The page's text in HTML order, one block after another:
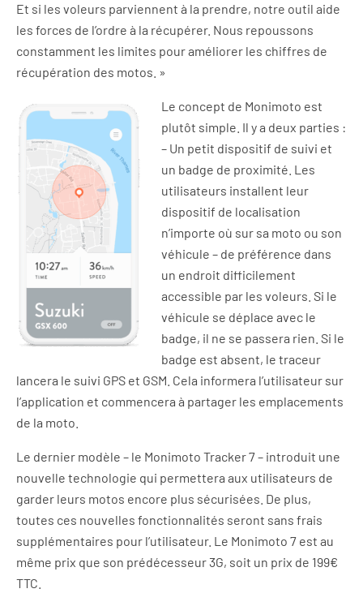
Et si les voleurs parviennent à la prendre, notre outil aide
les forces de l’ordre à la récupérer. Nous repoussons
constamment les limites pour améliorer les chiffres de
récupération des motos. »
Le concept de Monimoto est
plutôt simple. Il y a deux parties :
– Un petit dispositif de suivi et
un badge de proximité. Les
utilisateurs installent leur
dispositif de localisation
n’importe où sur sa moto ou son
véhicule – de préférence dans
un endroit difficilement
accessible par les voleurs. Si le
véhicule se déplace avec le
badge, il ne se passera rien. Si le
badge est absent, le traceur
lancera le suivi GPS et GSM. Cela informera l’utilisateur sur
l’application et commencera à partager les emplacements
de la moto.
Le dernier modèle – le Monimoto Tracker 7 – introduit une
nouvelle technologie qui permettera aux utilisateurs de
garder leurs motos encore plus sécurisées. De plus,
toutes ces nouvelles fonctionnalités seront sans frais
supplémentaires pour l’utilisateur. Le Monimoto 7 est au
même prix que son prédécesseur 3G, soit un prix de 199€
TTC.